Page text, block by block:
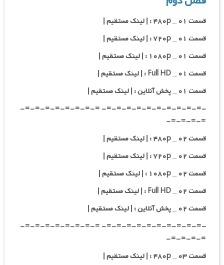
قسمت ۰۱ _ ۴۸۰p : | لینک مستقیم |
قسمت ۰۱ _ ۷۲۰p : | لینک مستقیم |
قسمت ۰۱ _ ۱۰۸۰p : | لینک مستقیم |
قسمت ۰۱ _ Full HD : | لینک مستقیم |
قسمت ۰۱ _ پخش آنلاین : | لینک مستقیم |
-=-=-=-=-=-=-=-=-=-=- =-=-=-=-=-=-=-=-
=-=-=-=-
قسمت ۰۲ _ ۴۸۰p : | لینک مستقیم |
قسمت ۰۲ _ ۷۲۰p : | لینک مستقیم |
قسمت ۰۲ _ ۱۰۸۰p : | لینک مستقیم |
قسمت ۰۲ _ Full HD : | لینک مستقیم |
قسمت ۰۲ _ پخش آنلاین : | لینک مستقیم |
-=-=-=-=-=-=-=-=-=-=- =-=-=-=-=-=-=-=-
=-=-=-=-
قسمت ۰۳ _ ۴۸۰p : | لینک مستقیم |